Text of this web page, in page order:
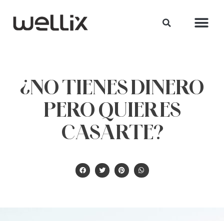
¿NO TIENES DINERO
PERO QUIERES
CASARTE?